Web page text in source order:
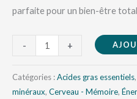
parfaite pour un bien-être
- +
Catégories :Acides gras essentiels,
minéraux, Cerveau - Mémoire,